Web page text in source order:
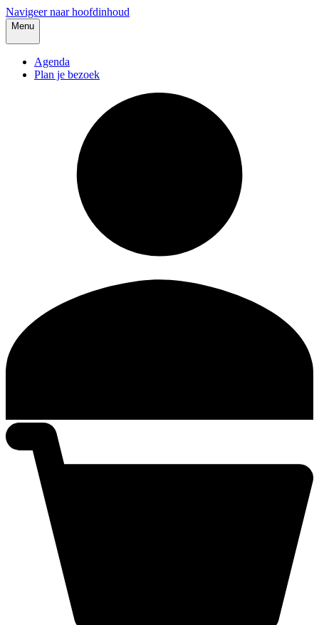
Navigeer naar hoofdinhoud
Menu
Agenda
Plan je bezoek